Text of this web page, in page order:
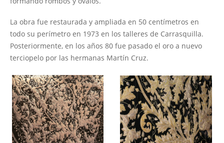
La obra fue restaurada y ampliada en 50 centímetros en
todo su perímetro en 1973 en los talleres de Carrasquilla.
Posteriormente, en los años 80 fue pasado el oro a nuevo
terciopelo por las hermanas Martín Cruz.